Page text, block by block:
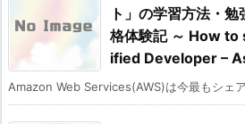
ト」の学習方法・
格体験記 ～ How
ified Developer –
Amazon Web Services(AWS)は今最もシェ